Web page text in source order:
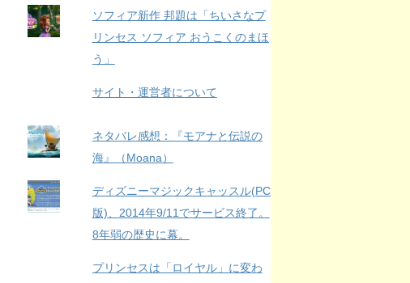
ソフィア新作 邦題は「ちいさなプ
リンセス ソフィア おうこくのまほ
う」
サイト・運営者について
ネタバレ感想：『モアナと伝説の
海』（Moana）
ディズニーマジックキャッスル(PC
版)、2014年9/11でサービス終了。
8年弱の歴史に幕。
プリンセスは「ロイヤル」に変わ